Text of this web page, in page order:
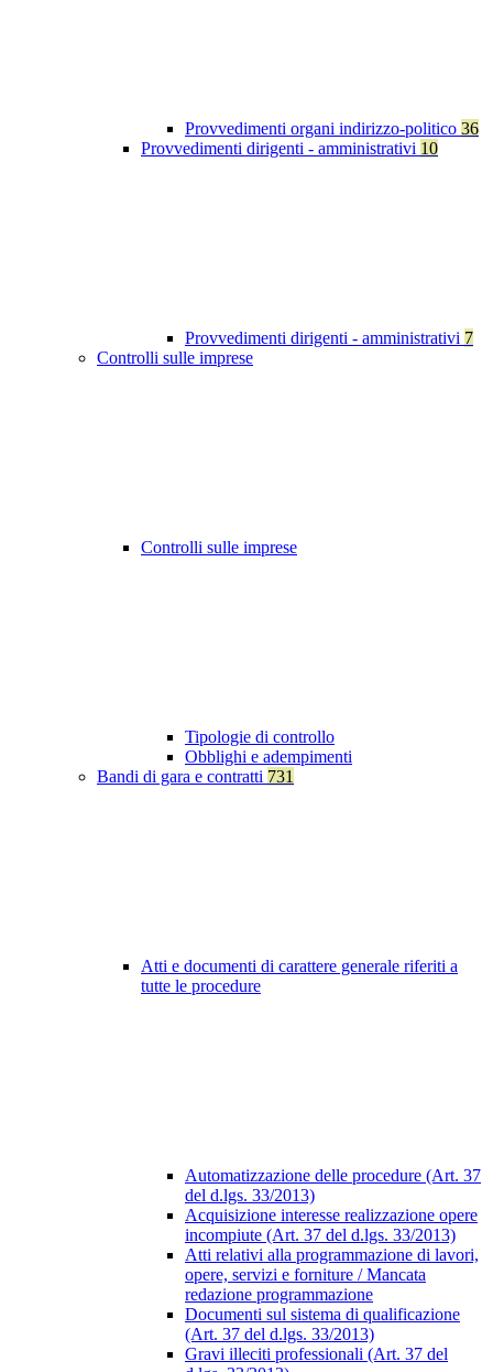
Provvedimenti organi indirizzo-politico 36
Provvedimenti dirigenti - amministrativi 10
Provvedimenti dirigenti - amministrativi 7
Controlli sulle imprese
Controlli sulle imprese
Tipologie di controllo
Obblighi e adempimenti
Bandi di gara e contratti 731
Atti e documenti di carattere generale riferiti a
tutte le procedure
Automatizzazione delle procedure (Art. 37
del d.lgs. 33/2013)
Acquisizione interesse realizzazione opere
incompiute (Art. 37 del d.lgs. 33/2013)
Atti relativi alla programmazione di lavori,
opere, servizi e forniture / Mancata
redazione programmazione
Documenti sul sistema di qualificazione
(Art. 37 del d.lgs. 33/2013)
Gravi illeciti professionali (Art. 37 del